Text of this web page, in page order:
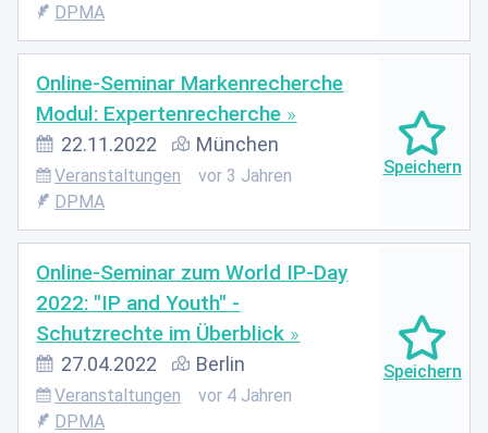
DPMA
Online-Seminar Markenrecherche
Modul: Expertenrecherche
22.11.2022 München
Veranstaltungen
vor 3 Jahren
DPMA
Online-Seminar zum World IP-Day
2022: "IP and Youth" -
Schutzrechte im Überblick
27.04.2022 Berlin
Veranstaltungen
vor 4 Jahren
DPMA